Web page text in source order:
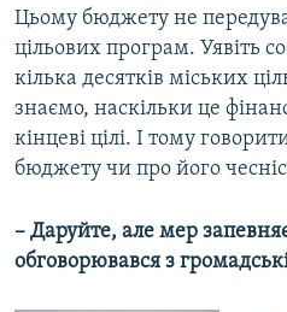
Цьому бюджету не
цільових програм. Уявіть
кілька десятків міських
знаємо, наскільки це
кінцеві цілі. І тому
бюджету чи про його
– Даруйте, але мер
обговорювався з